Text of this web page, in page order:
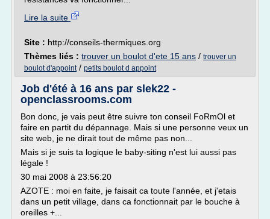
Lire la suite
Site : http://conseils-thermiques.org
Thèmes liés : trouver un boulot d'ete 15 ans / trouver un
boulot d'appoint/ petits boulot d appoint
Job d'été à 16 ans par slek22 -
openclassrooms.com
Bon donc, je vais peut être suivre ton conseil FoRmOl et
faire en partit du dépannage. Mais si une personne veux un
site web, je ne dirait tout de même pas non...
Mais si je suis ta logique le baby-siting n'est lui aussi pas
légale !
30 mai 2008 à 23:56:20
AZOTE : moi en faite, je faisait ca toute l'année, et j'etais
dans un petit village, dans ca fonctionnait par le bouche à
oreilles +...